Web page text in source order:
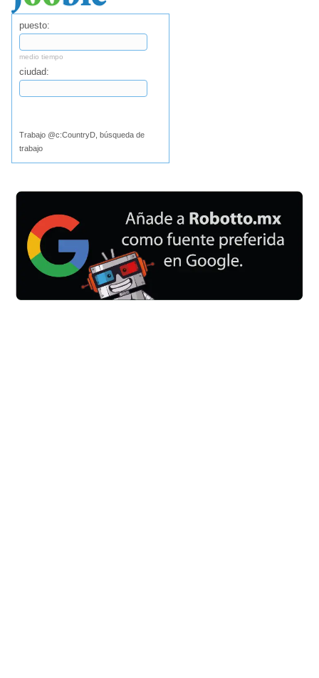
puesto:
medio tiempo
ciudad:
Trabajo @c:CountryD, búsqueda de
trabajo